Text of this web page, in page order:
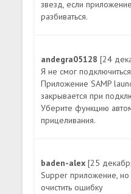
звезд, если
разбиваться.
andegra05128[24
Я не смог
Приложение SAMP
закрывается при
Уберите функцию
прицеливания.
baden-alex[25
Supper приложение,
очистить ошибку